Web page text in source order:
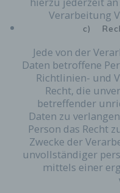
Verarbeitung
c)
Jede von der
Daten betroffene
Richtlinien- und
Recht, die
betreffender
Daten zu
Person das Recht
Zwecke der
unvollständiger
mittels einer
für die
eigene Zwecke
die
ausschließlich für
dem für die
Durch eine
für die Verarbeitung
die vom
betroffenen
Datum sowie